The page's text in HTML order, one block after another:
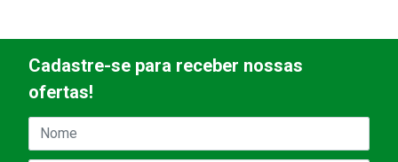
Cadastre-se para receber nossas
ofertas!